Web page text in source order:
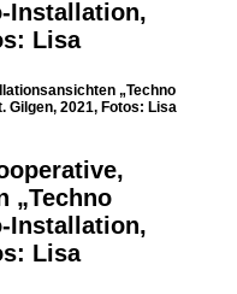
„Techno
Gilgen, 2021, Fotos: Lisa